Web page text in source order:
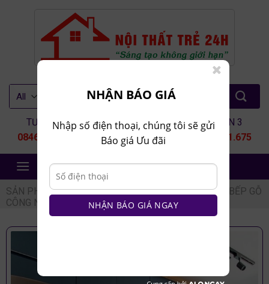
TƯ VẤN 1
0846.80.9999
TƯ VẤN 2
0935.435.286
TƯ VẤN 3
0964.651.675
NỘI THẤT TRẺ 24H
SẢN PHẨM / NỘI THẤT NHÀ BẾP / TỦ BẾP / TỦ BẾP GỖ
CÔNG NGHIỆP
NHẬN BÁO GIÁ
Nhập số điện thoại, chúng tôi sẽ gửi
Báo giá Ưu đãi
NHẬN BÁO GIÁ NGAY